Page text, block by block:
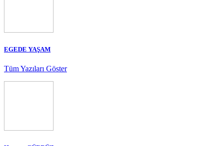
EGEDE YAŞAM
Tüm Yazıları Göster